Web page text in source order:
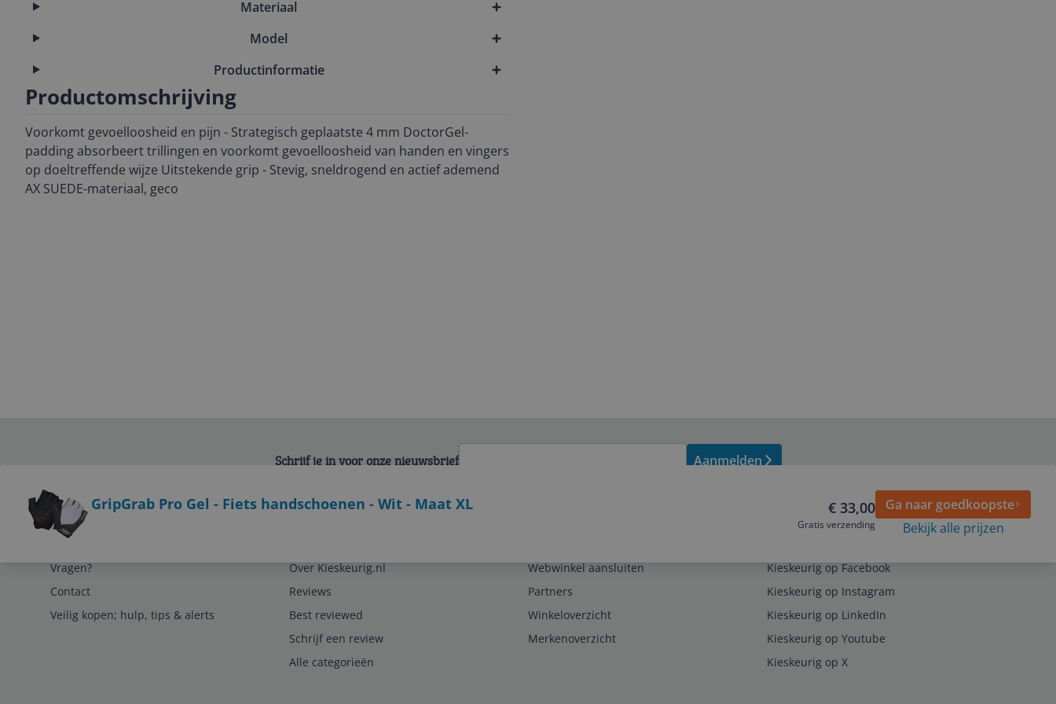
Materiaal
Model
Productinformatie
Productomschrijving
Voorkomt gevoelloosheid en pijn - Strategisch geplaatste 4 mm DoctorGel-
padding absorbeert trillingen en voorkomt gevoelloosheid van handen en vingers
op doeltreffende wijze Uitstekende grip - Stevig, sneldrogend en actief ademend
AX SUEDE-materiaal, geco
GripGrab Pro Gel - Fiets handschoenen - Wit - Maat XL € 33,00
Gratis verzending
Ga naar goedkoopste
Bekijk alle prijzen
Schrijf je in voor onze nieuwsbrief Aanmelden
Vragen?
Contact
Veilig kopen; hulp, tips & alerts
Over Kieskeurig.nl
Reviews
Best reviewed
Schrijf een review
Alle categorieën
Webwinkel aansluiten
Partners
Winkeloverzicht
Merkenoverzicht
Kieskeurig op Facebook
Kieskeurig op Instagram
Kieskeurig op LinkedIn
Kieskeurig op Youtube
Kieskeurig op X